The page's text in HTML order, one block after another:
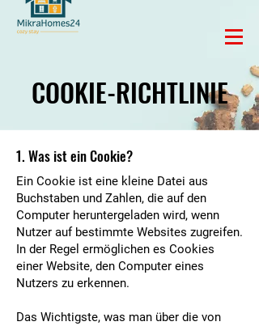
COOKIE-RICHTLINIE
1. Was ist ein Cookie?
Ein Cookie ist eine kleine Datei aus
Buchstaben und Zahlen, die auf den
Computer heruntergeladen wird, wenn
Nutzer auf bestimmte Websites zugreifen.
In der Regel ermöglichen es Cookies
einer Website, den Computer eines
Nutzers zu erkennen.
Das Wichtigste, was man über die von